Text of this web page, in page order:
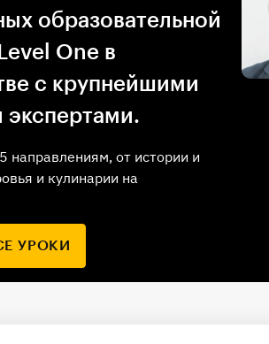
образовательной
One в
с крупнейшими
направлениям, от истории и
и кулинарии на
УРОКИ